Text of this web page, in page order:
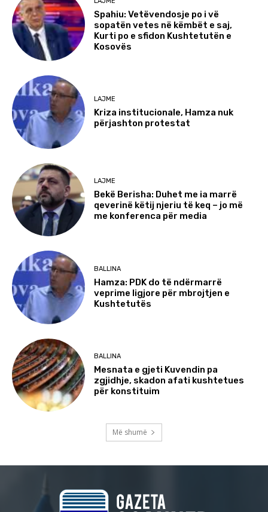
Spahiu: Vetëvendosje po i vë
sopatën vetes në këmbët e saj,
Kurti po e sfidon Kushtetutën e
Kosovës
LAJME
Kriza institucionale, Hamza nuk
përjashton protestat
LAJME
Bekë Berisha: Duhet me ia marrë
qeverinë këtij njeriu të keq – jo më
me konferenca për media
BALLINA
Hamza: PDK do të ndërmarrë
veprime ligjore për mbrojtjen e
Kushtetutës
BALLINA
Mesnata e gjeti Kuvendin pa
zgjidhje, skadon afati kushtetues
për konstituim
Më shumë